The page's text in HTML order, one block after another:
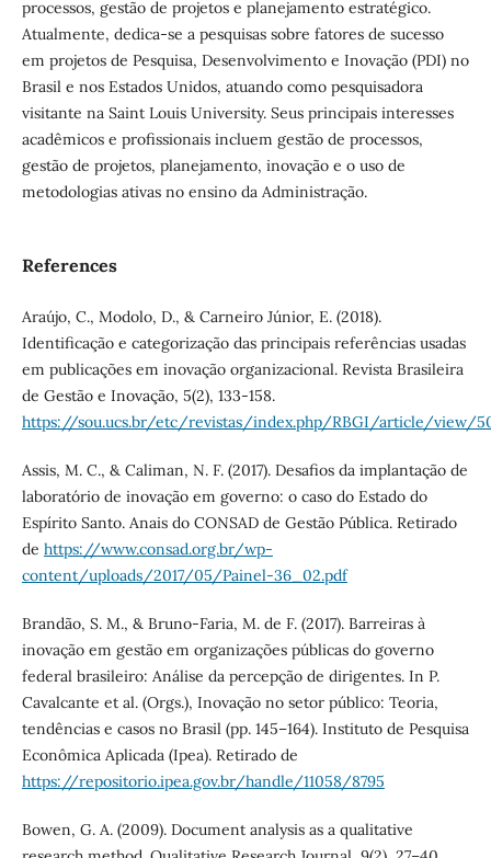
processos, gestão de projetos e planejamento estratégico.
Atualmente, dedica-se a pesquisas sobre fatores de sucesso
em projetos de Pesquisa, Desenvolvimento e Inovação (PDI) no
Brasil e nos Estados Unidos, atuando como pesquisadora
visitante na Saint Louis University. Seus principais interesses
acadêmicos e profissionais incluem gestão de processos,
gestão de projetos, planejamento, inovação e o uso de
metodologias ativas no ensino da Administração.
References
Araújo, C., Modolo, D., & Carneiro Júnior, E. (2018).
Identificação e categorização das principais referências usadas
em publicações em inovação organizacional. Revista Brasileira
de Gestão e Inovação, 5(2), 133-158.
https://sou.ucs.br/etc/revistas/index.php/RBGI/article/view/
Assis, M. C., & Caliman, N. F. (2017). Desafios da implantação de
laboratório de inovação em governo: o caso do Estado do
Espírito Santo. Anais do CONSAD de Gestão Pública. Retirado
de https://www.consad.org.br/wp-
content/uploads/2017/05/Painel-36_02.pdf
Brandão, S. M., & Bruno-Faria, M. de F. (2017). Barreiras à
inovação em gestão em organizações públicas do governo
federal brasileiro: Análise da percepção de dirigentes. In P.
Cavalcante et al. (Orgs.), Inovação no setor público: Teoria,
tendências e casos no Brasil (pp. 145–164). Instituto de Pesquisa
Econômica Aplicada (Ipea). Retirado de
https://repositorio.ipea.gov.br/handle/11058/8795
Bowen, G. A. (2009). Document analysis as a qualitative